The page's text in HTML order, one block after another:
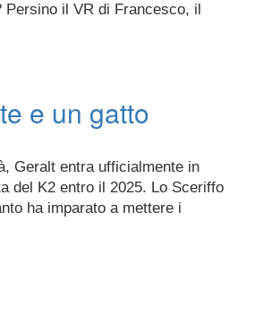
il VR di Francesco, il
e un gatto
Geralt entra ufficialmente in
del K2 entro il 2025. Lo Sceriffo
ha imparato a mettere i